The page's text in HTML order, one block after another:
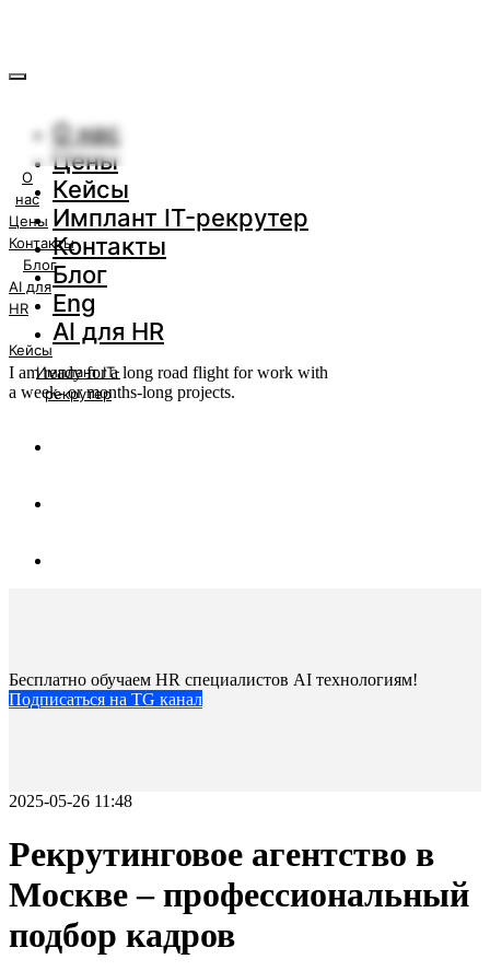
О
нас
Цены
Контакты
Блог
AI для
HR
Кейсы
Имплант IT-
рекрутер
О нас
Цены
Кейсы
Имплант IT-рекрутер
Контакты
Блог
Eng
AI для HR
I am ready for a long road flight for work with
a week- or months-long projects.
Бесплатно обучаем HR специалистов AI технологиям!
Подписаться на TG канал
2025-05-26 11:48
Рекрутинговое агентство в
Москве – профессиональный
подбор кадров